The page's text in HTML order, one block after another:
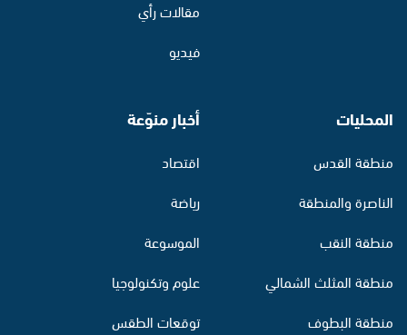
مقالات رأي
فيديو
المحليات
منطقة القدس
الناصرة والمنطقة
منطقة النقب
منطقة المثلث الشمالي
منطقة البطوف
أخبار منوّعة
اقتصاد
رياضة
الموسوعة
علوم وتكنولوجيا
توقعات الطقس